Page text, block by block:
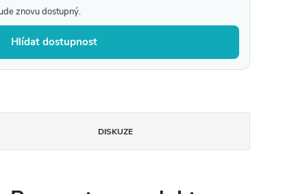
znovu dostupný.
Hlídat dostupnost
DISKUZE